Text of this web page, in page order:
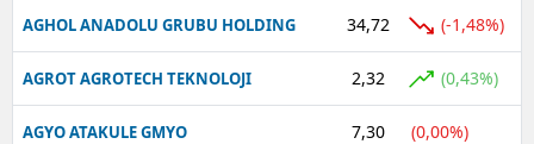
AGHOL ANADOLU GRUBU HOLDING 34,72 (-1,48%)
AGROT AGROTECH TEKNOLOJI 2,32 (0,43%)
AGYO ATAKULE GMYO 7,30 (0,00%)